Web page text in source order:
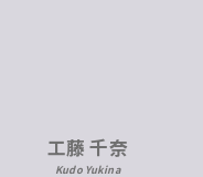
工藤 千奈
Kudo Yukina